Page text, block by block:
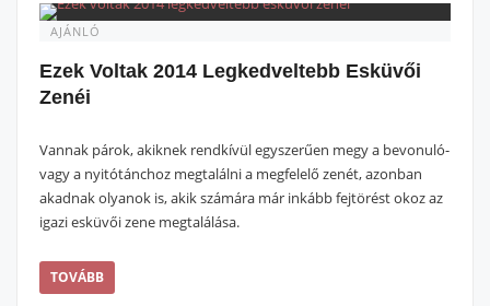
AJÁNLÓ
Ezek Voltak 2014 Legkedveltebb Esküvői
Zenéi
Vannak párok, akiknek rendkívül egyszerűen megy a bevonuló-
vagy a nyitótánchoz megtalálni a megfelelő zenét, azonban
akadnak olyanok is, akik számára már inkább fejtörést okoz az
igazi esküvői zene megtalálása.
TOVÁBB